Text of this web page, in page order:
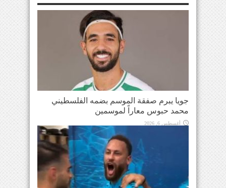
جويا يبرم صفقة الموسم بضمه الفلسطيني
محمد حبوس معاراً لموسمين
أغسطس 6, 2026